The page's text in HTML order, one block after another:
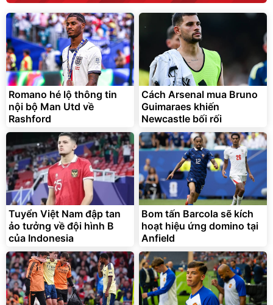
Romano hé lộ thông tin
nội bộ Man Utd về
Rashford
Cách Arsenal mua Bruno
Guimaraes khiến
Newcastle bối rối
Tuyển Việt Nam đập tan
ảo tưởng về đội hình B
của Indonesia
Bom tấn Barcola sẽ kích
hoạt hiệu ứng domino tại
Anfield